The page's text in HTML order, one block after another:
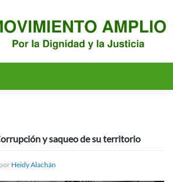
y saqueo de su territorio
por Heidy Alachán